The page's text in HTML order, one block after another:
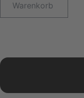
Warenkorb